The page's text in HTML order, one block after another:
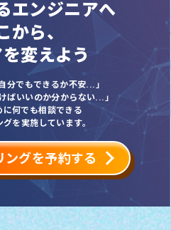
エンジニアへ
から、
変えよう
分でもできるか不安...」
ばいいのか分からない...」
に何でも相談できる
を実施しています。
ングを予約する